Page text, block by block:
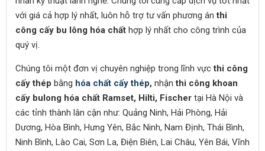
với giá cả hợp lý nhất, luôn hỗ trợ tư vấn phương ánthi
công cấy bu lông hóa chất hợp lý nhất cho công trình của
quý vị.
Chúng tôi một đơn vị chuyên nghiệp trong lĩnh vựcthi công
cấy thép bằng hóa chất cấy thép, nhậnthi công khoan
cấy bulong hóa chất Ramset, Hilti, Fischer tại Hà Nội và
các tỉnh thành lân cận như: Quảng Ninh, Hải Phòng, Hải
Dương, Hòa Bình, Hưng Yên, Bắc Ninh, Nam Định, Thái Bình,
Ninh Bình, Lào Cai, Sơn La, Điện Biên, Lai Châu, Yên Bái, Vĩnh